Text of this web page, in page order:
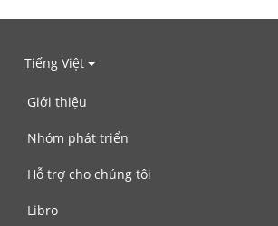
Tiếng Việt
Giới thiệu
Nhóm phát triển
Hỗ trợ cho chúng tôi
Libro